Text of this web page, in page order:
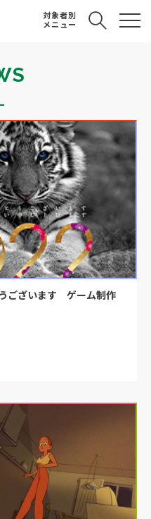
対象者別
メニュー
ございます ゲーム制作